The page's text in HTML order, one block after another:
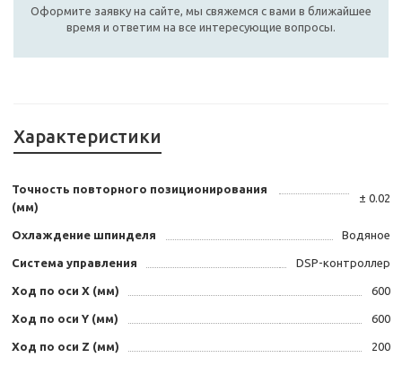
Оформите заявку на сайте, мы свяжемся с вами в ближайшее
время и ответим на все интересующие вопросы.
Характеристики
Точность повторного позиционирования
(мм)
± 0.02
Охлаждение шпинделя Водяное
Система управления DSP-контроллер
Ход по оси X (мм) 600
Ход по оси Y (мм) 600
Ход по оси Z (мм) 200